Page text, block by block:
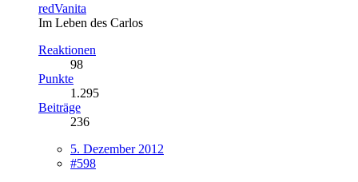
redVanita
Im Leben des Carlos
Reaktionen
98
Punkte
1.295
Beiträge
236
5. Dezember 2012
#598